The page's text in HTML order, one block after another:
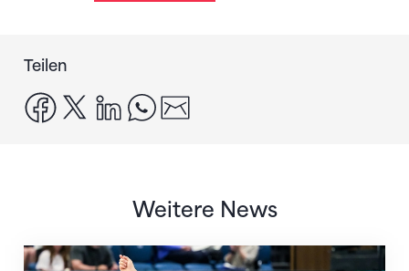
Teilen
facebook
x linkedinwhatsapp
Weitere News
Nächster Halt: Weltmeisterschaft